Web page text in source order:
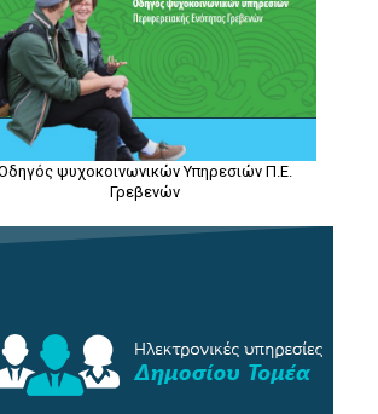
ψυχοκοινωνικών Υπηρεσιών Π.Ε.
Γρεβενών